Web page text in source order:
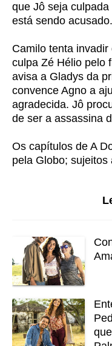
que Jô seja
está sendo acusado.
Camilo tenta
culpa Zé Hélio pelo
avisa a Gladys da
convence Agno a
agradecida. Jô
de ser a assassina
Os capítulos de A
pela Globo;